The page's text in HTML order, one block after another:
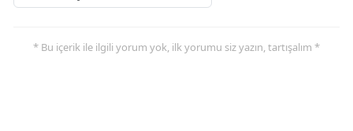
* Bu içerik ile ilgili yorum yok, ilk yorumu siz yazın, tartışalım *